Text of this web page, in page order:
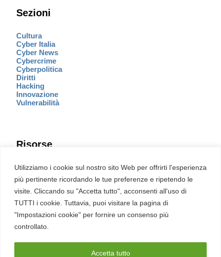
Utilizziamo i cookie sul nostro sito Web per offrirti l'esperienza
più pertinente ricordando le tue preferenze e ripetendo le
visite. Cliccando su "Accetta tutto", acconsenti all'uso di
TUTTI i cookie. Tuttavia, puoi visitare la pagina di
"Impostazioni cookie" per fornire un consenso più
controllato.
Accetta tutto
Sezioni
Cultura
Cyber Italia
Cyber News
Cybercrime
Cyberpolitica
Diritti
Hacking
Innovazione
Vulnerabilità
Risorse
Eventi
Fumetto Cyber
Newsletter
Servizi
Pubblicità
English
Ultime CVE critiche